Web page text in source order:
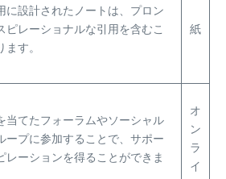
に設計されたノートは、プロン
ピレーショナルな引用を含むこ
す。
紙
当てたフォーラムやソーシャル
ープに参加することで、サポー
レーションを得ることができま
オ
ン
ラ
イ